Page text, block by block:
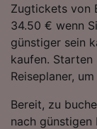
Zugtickets von
34.50 € wenn
günstiger sein
kaufen. Starten
Reiseplaner,
Bereit, zu
nach günstigen